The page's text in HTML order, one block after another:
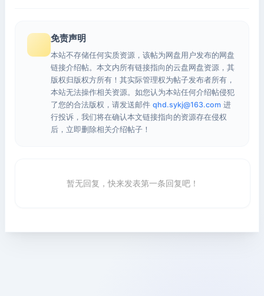
免责声明
本站不存储任何实质资源，该帖为网盘用户发布的网盘
链接介绍帖。本文内所有链接指向的云盘网盘资源，其
版权归版权方所有！其实际管理权为帖子发布者所有，
本站无法操作相关资源。如您认为本站任何介绍帖侵犯
了您的合法版权，请发送邮件 qhd.sykj@163.com 进
行投诉，我们将在确认本文链接指向的资源存在侵权
后，立即删除相关介绍帖子！
暂无回复，快来发表第一条回复吧！